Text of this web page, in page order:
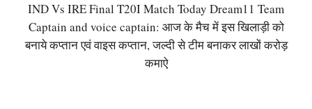
IND Vs IRE Final T20I Match Today Dream11 Team
Captain and voice captain: आज के मैच में इस खिलाड़ी को
बनाये कप्तान एवं वाइस कप्तान, जल्दी से टीम बनाकर लाखों करोड़
कमाऐ